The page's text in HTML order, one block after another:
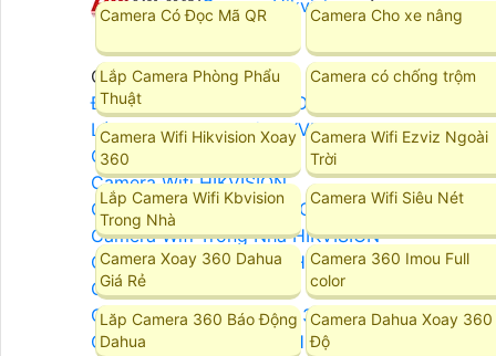
Camera Hikvision
Camera Hikvision
Đầu Ghi Camera HIKVISION
Lắp Camera Trọn Bộ HIKVISION
Camera HIKVISION Ai
Camera Wifi HIKVISION
Camera Wifi 360 HIKVISION
Camera Wifi Trong Nhà HIKVISION
Camera Wifi Ngoài Trời HIKVISION
Camera IP HIKVISION
Camera HIKVISION Xoay 360
Camera ZOOM Sắc Nét HIKVISION
Camera Có Đọc Mã QR Camera Cho xe nâng
Lắp Camera Phòng Phẩu
Thuật
Camera có chống trộm
Camera Wifi Hikvision Xoay
360
Camera Wifi Ezviz Ngoài
Trời
Lắp Camera Wifi Kbvision
Trong Nhà
Camera Wifi Siêu Nét
Camera Xoay 360 Dahua
Giá Rẻ
Camera 360 Imou Full
color
Lăp Camera 360 Báo Động
Dahua
Camera Dahua Xoay 360
Độ